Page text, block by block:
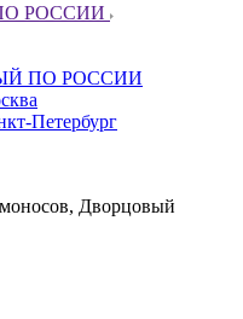
РОССИИ
ПО РОССИИ
Петербург
Дворцовый